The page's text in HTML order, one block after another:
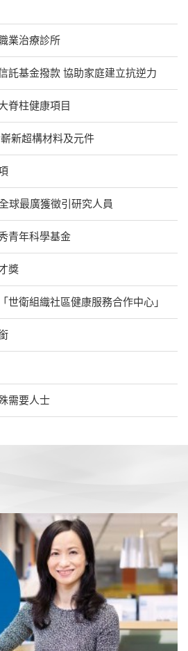
業治療診所
託基金撥款 協助家庭建立抗逆力
脊柱健康項目
新超構材料及元件
球最廣獲徵引研究人員
青年科學基金
獎
世衛組織社區健康服務合作中心」
需要人士